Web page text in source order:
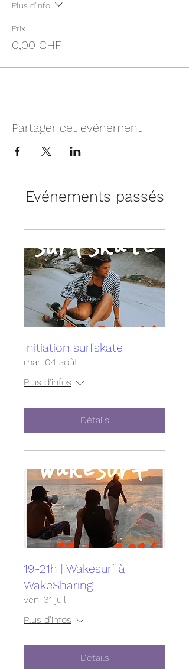
Plus d'info
Prix
0,00 CHF
Partager cet événement
Evénements passés
Initiation surfskate
mar. 04 août
Plus d'infos
Détails
19-21h | Wakesurf à
WakeSharing
ven. 31 juil.
Plus d'infos
Détails